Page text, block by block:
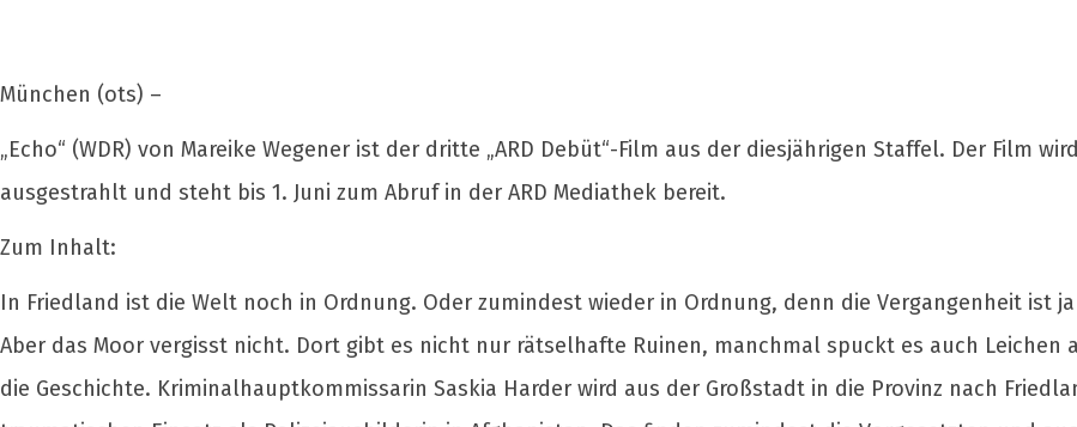
München (ots) –
„Echo“ (WDR) von Mareike Wegener ist der dritte „ARD Debüt“-Film aus der diesjährigen Staffel. Der Film
ausgestrahlt und steht bis 1. Juni zum Abruf in der ARD Mediathek bereit.
Zum Inhalt:
In Friedland ist die Welt noch in Ordnung. Oder zumindest wieder in Ordnung, denn die Vergangenheit ist
Aber das Moor vergisst nicht. Dort gibt es nicht nur rätselhafte Ruinen, manchmal spuckt es auch
die Geschichte. Kriminalhauptkommissarin Saskia Harder wird aus der Großstadt in die Provinz nach